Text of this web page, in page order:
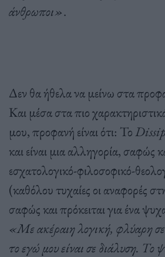
άνθρωποι».
Δεν θα ήθελα να μείνω στα
Και μέσα στα πιο
μου, προφανή είναι ότι: Το
και είναι μια αλληγορία, σαφώς
εσχατολογικό-φιλοσοφικό-
(καθόλου τυχαίες οι αναφορές
σαφώς και πρόκειται για ένα
«Με ακέραιη λογική, φλύαρη
το εγώ μου είναι σε διάλυση. Το